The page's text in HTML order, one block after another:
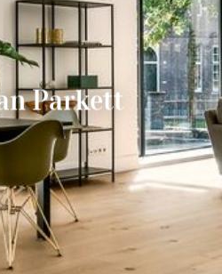
Parkett